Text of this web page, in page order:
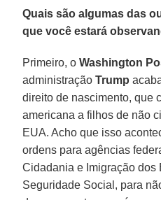
Quais são algumas das
que você estará
Primeiro, oWashington
administraçãoTrump
direito de nascimento, que
americana a filhos de não
EUA. Acho que isso
ordens para agências
Cidadania e Imigração dos
Seguridade Social, para